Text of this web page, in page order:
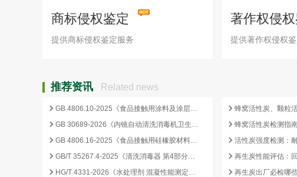
商标侵权鉴定
提供商标侵权鉴定服务
著作权侵
提供著作权侵权
推荐资讯 Related news
GB 4806.10-2025《食品接触用涂料及涂层》标准核心变化解析
GB 30689-2026《内镜自动清洗消毒机卫生要求》解读与检测合规要点
GB 4806.16-2025《食品接触用硅橡胶材料及制品》标准解析
GB/T 35267.4-2025《清洗消毒器 第4部分：内镜清洗消毒器》标准解读与检测项目清单
HG/T 4331-2026《水处理剂 混凝性能测定方法》发布，2026 年 12 月 1 日起实施
再生炭性能评估：